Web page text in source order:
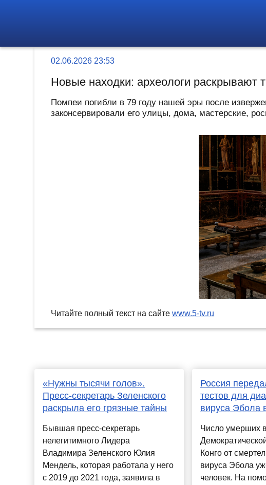
02.06.2026 23:53
Новые находки: археологи раскрывают
Помпеи погибли в 79 году нашей эры после
законсервировали его улицы, дома, мастерские,
Читайте полный текст на сайтеwww.5-tv.ru
«Нужны тысячи голов».
Пресс-секретарь Зеленского
раскрыла его грязные тайны
Бывшая пресс-секретарь
нелегитимного Лидера
Владимира Зеленского Юлия
Мендель, которая работала у него
с 2019 до 2021 года, заявила в
Россия
тестов для
вируса Эбола
Число умерших в
Конго от
вируса Эбола
человек. На